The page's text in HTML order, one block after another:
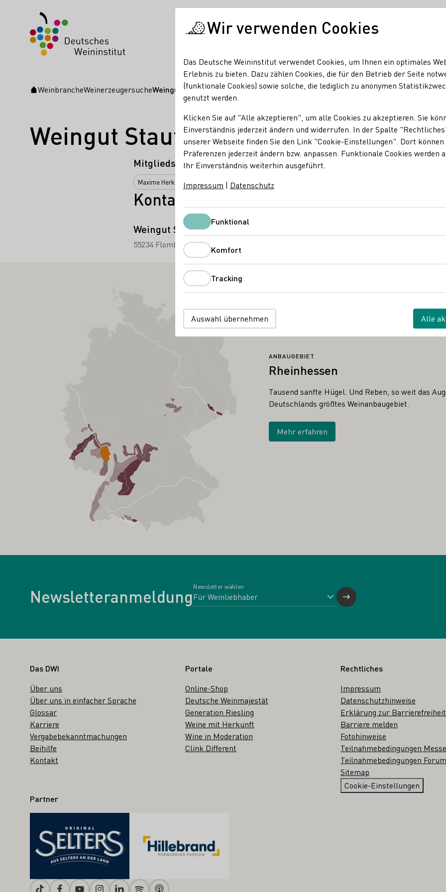
Startseite
WeinbrancheWeinerzeugersucheWeingut Stauffer GbR
Weingut Stauffer GbR
Mitgliedschaften
Maxime Herkunft Rheinhessen e.V. Rheinhessenwein e.V.
Kontakt
Weingut Stauffer GbR
55234 Flomborn- Borngasse 24
ANBAUGEBIET
Rheinhessen
Tausend sanfte Hügel. Und Reben, so weit das
Deutschlands größtes Weinanbaugebiet.
Mehr erfahren
Newsletteranmeldung
Newsletter wählen
Fußbereich
Das DWI
Über uns
Über uns in einfacher Sprache
Glossar
Karriere
Vergabebekanntmachungen
Beihilfe
Kontakt
Portale
Online-Shop
Deutsche Weinmajestät
Generation Riesling
Weine mit Herkunft
Wine in Moderation
Clink Different
Rechtliches
Impressum
Datenschutzhinweise
Erklärung zur Barrierefreiheit
Barriere melden
Fotohinweise
Teilnahmebedingungen
Teilnahmebedingungen
Sitemap
Cookie-Einstellungen
Wir verwenden Cookies
Das Deutsche Weininstitut verwendet Cookies, um Ihnen ein optimales
Erlebnis zu bieten. Dazu zählen Cookies, die für den Betrieb der Seite
(funktionale Cookies) sowie solche, die lediglich zu anonymen
genutzt werden.
Klicken Sie auf "Alle akzeptieren", um alle Cookies zu akzeptieren. Sie
Einverständnis jederzeit ändern und widerrufen. In der Spalte
unserer Webseite finden Sie den Link "Cookie-Einstellungen". Dort können
Präferenzen jederzeit ändern bzw. anpassen. Funktionale Cookies werden
Ihr Einverständnis weiterhin ausgeführt.
Impressum | Datenschutz
FunktionalFunktional
Komfort
Tracking
Auswahl übernehmen Alle
Partner